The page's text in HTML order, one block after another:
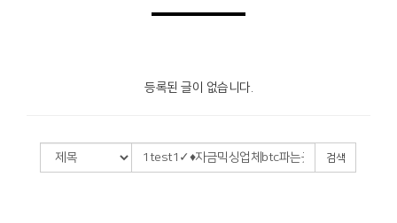
등록된 글이 없습니다.
검색